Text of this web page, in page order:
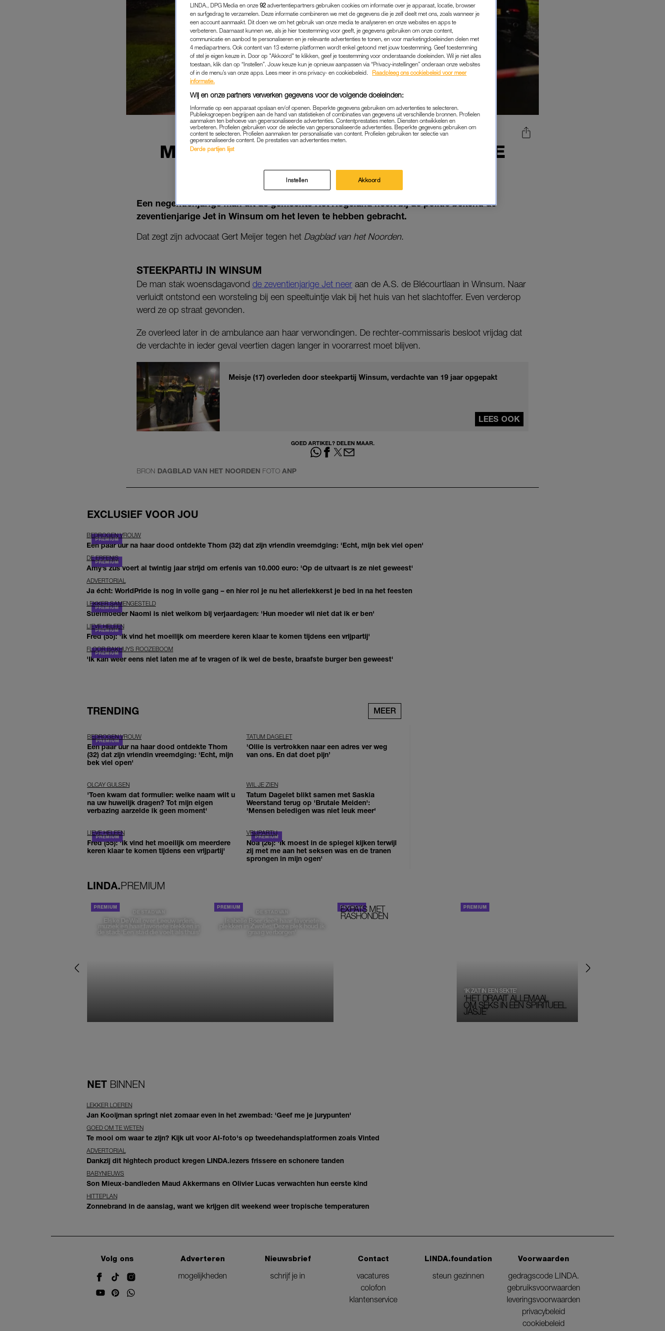
MAN (19) BEKENT JET (17) IN WINSUM TE
HEBBEN GEDOOD
BINNENLAND|LINDA.
23-02-2024 BELINDA JANSSEN
Een negentienjarige man uit de gemeente Het Hogeland heeft bij de politie bekend de
zeventienjarige Jet in Winsum om het leven te hebben gebracht.
Dat zegt zijn advocaat Gert Meijer tegen het Dagblad van het Noorden.
STEEKPARTIJ IN WINSUM
De man stak woensdagavond de zeventienjarige Jet neer aan de A.S. de Blécourtlaan in Winsum. Naar
verluidt ontstond een worsteling bij een speeltuintje vlak bij het huis van het slachtoffer. Even verderop
werd ze op straat gevonden.
Ze overleed later in de ambulance aan haar verwondingen. De rechter-commissaris besloot vrijdag dat
de verdachte in ieder geval veertien dagen langer in voorarrest moet blijven.
Meisje (17) overleden door steekpartij Winsum, verdachte van 19 jaar opgepakt
LEES OOK
GOED ARTIKEL? DELEN MAAR.
BRON DAGBLAD VAN HET NOORDEN FOTO ANP
EXCLUSIEF VOOR JOU
BEDROGEN VROUW
Een paar uur na haar dood ontdekte Thom (32) dat zijn vriendin vreemdging: 'Echt, mijn bek viel open'
DE ERFENIS
Amy’s zus voert al twintig jaar strijd om erfenis van 10.000 euro: 'Op de uitvaart is ze niet geweest'
ADVERTORIAL
Ja écht: WorldPride is nog in volle gang – en hier rol je nu het allerlekkerst je bed in na het feesten
LEKKER SAMENGESTELD
Stiefmoeder Naomi is niet welkom bij verjaardagen: 'Hun moeder wil niet dat ik er ben'
LIEVE HELEEN
Fred (55): 'Ik vind het moeilijk om meerdere keren klaar te komen tijdens een vrijpartij'
FLOOR BAKHUYS ROOZEBOOM
'Ik kan weer eens niet laten me af te vragen of ik wel de beste, braafste burger ben geweest'
TRENDING MEER
BEDROGEN VROUW
Een paar uur na haar dood ontdekte Thom
(32) dat zijn vriendin vreemdging: 'Echt, mijn
bek viel open'
TATUM DAGELET
'Ollie is vertrokken naar een adres ver weg
van ons. En dat doet pijn’
OLCAY GULSEN
'Toen kwam dat formulier: welke naam wilt u
na uw huwelijk dragen? Tot mijn eigen
verbazing aarzelde ik geen moment'
WIL JE ZIEN
Tatum Dagelet blikt samen met Saskia
Weerstand terug op 'Brutale Meiden':
'Mensen beledigen was niet leuk meer'
LIEVE HELEEN
Fred (55): 'Ik vind het moeilijk om meerdere
keren klaar te komen tijdens een vrijpartij'
VRIJPARTIJ
Noa (26): 'Ik moest in de spiegel kijken terwijl
zij met me aan het seksen was en de tranen
sprongen in mijn ogen'
LINDA.PREMIUM
DE STAD VAN
Elske DeWall over Leeuwarden,
muziek en haar favoriete plekken in
de stad: 'Een stad die voelt als thuis'
DE STAD VAN
Isabelle Boer deelt haar favoriete
plekken in Zwolle: 'Deze plek houd ik
graag verborgen'
EXPATS MET
RASHONDEN
‘HET DRAAIT ALLEMAAL
OM SEKS IN EEN SPIRITUEEL
JASJE’
‘IK ZAT IN EEN SEKTE’
NET BINNEN
LEKKER LOEREN
Jan Kooijman springt niet zomaar even in het zwembad: 'Geef me je jurypunten'
GOED OM TE WETEN
Te mooi om waar te zijn? Kijk uit voor AI-foto's op tweedehandsplatformen zoals Vinted
ADVERTORIAL
Dankzij dit hightech product kregen LINDA.lezers frissere en schonere tanden
BABYNIEUWS
Son Mieux-bandleden Maud Akkermans en Olivier Lucas verwachten hun eerste kind
HITTEPLAN
Zonnebrand in de aanslag, want we krijgen dit weekend weer tropische temperaturen
Volg ons
Adverteren
mogelijkheden
Nieuwsbrief
schrijf je in
Contact
vacatures
colofon
klantenservice
LINDA.foundation
steun gezinnen
Voorwaarden
gedragscode LINDA.
gebruiksvoorwaarden
leveringsvoorwaarden
privacybeleid
cookiebeleid
LINDA., DPG Media en onze 92 advertentiepartners gebruiken cookies om informatie over je apparaat, locatie, browser
en surfgedrag te verzamelen. Deze informatie combineren we met de gegevens die je zelf deelt met ons, zoals wanneer je
een account aanmaakt. Dit doen we om het gebruik van onze media te analyseren en onze websites en apps te
verbeteren. Daarnaast kunnen we, als je hier toestemming voor geeft, je gegevens gebruiken om onze content,
communicatie en aanbod te personaliseren en je relevante advertenties te tonen, en voor marketingdoeleinden delen met
4 mediapartners. Ook content van 13 externe platformen wordt enkel getoond met jouw toestemming. Geef toestemming
of stel je eigen keuze in. Door op "Akkoord" te klikken, geef je toestemming voor onderstaande doeleinden. Wil je niet alles
toestaan, klik dan op “Instellen”. Jouw keuze kun je opnieuw aanpassen via “Privacy-instellingen” onderaan onze websites
of in de menu’s van onze apps. Lees meer in ons privacy- en cookiebeleid.
Raadpleeg ons cookiebeleid voor meer
informatie.
Wij en onze partners verwerken gegevens voor de volgende doeleinden:
Informatie op een apparaat opslaan en/of openen. Beperkte gegevens gebruiken om advertenties te selecteren.
Publieksgroepen begrijpen aan de hand van statistieken of combinaties van gegevens uit verschillende bronnen. Profielen
aanmaken ten behoeve van gepersonaliseerde advertenties. Contentprestaties meten. Diensten ontwikkelen en
verbeteren. Profielen gebruiken voor de selectie van gepersonaliseerde advertenties. Beperkte gegevens gebruiken om
content te selecteren. Profielen aanmaken ter personalisatie van content. Profielen gebruiken ter selectie van
gepersonaliseerde content. De prestaties van advertenties meten.
Derde partijen lijst
Instellen Akkoord